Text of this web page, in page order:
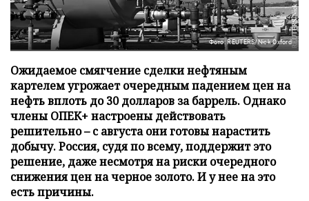
Фото: REUTERS/Nick Oxford
Ожидаемое смягчение сделки нефтяным
картелем угрожает очередным падением цен на
нефть вплоть до 30 долларов за баррель. Однако
члены ОПЕК+ настроены действовать
решительно – с августа они готовы нарастить
добычу. Россия, судя по всему, поддержит это
решение, даже несмотря на риски очередного
снижения цен на черное золото. И у нее на это
есть причины.